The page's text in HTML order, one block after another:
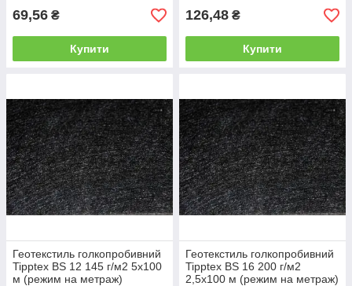
69,56 ₴
Купити
126,48 ₴
Купити
Геотекстиль голкопробивний
Tipptex BS 12 145 г/м2 5х100
м (режим на метраж)
Геотекстиль голкопробивний
Tipptex BS 16 200 г/м2
2,5х100 м (режим на метраж)